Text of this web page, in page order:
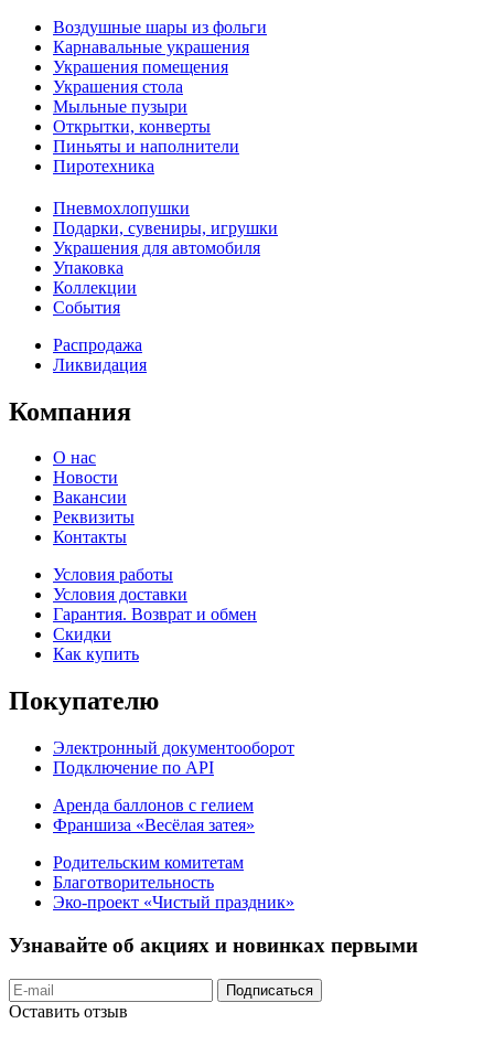
Воздушные шары из фольги
Карнавальные украшения
Украшения помещения
Украшения стола
Мыльные пузыри
Открытки, конверты
Пиньяты и наполнители
Пиротехника
Пневмохлопушки
Подарки, сувениры, игрушки
Украшения для автомобиля
Упаковка
Коллекции
События
Распродажа
Ликвидация
Компания
О нас
Новости
Вакансии
Реквизиты
Контакты
Условия работы
Условия доставки
Гарантия. Возврат и обмен
Скидки
Как купить
Покупателю
Электронный документооборот
Подключение по API
Аренда баллонов с гелием
Франшиза «Весёлая затея»
Родительским комитетам
Благотворительность
Эко-проект «Чистый праздник»
Узнавайте об акциях и новинках первыми
Подписаться
Оставить отзыв